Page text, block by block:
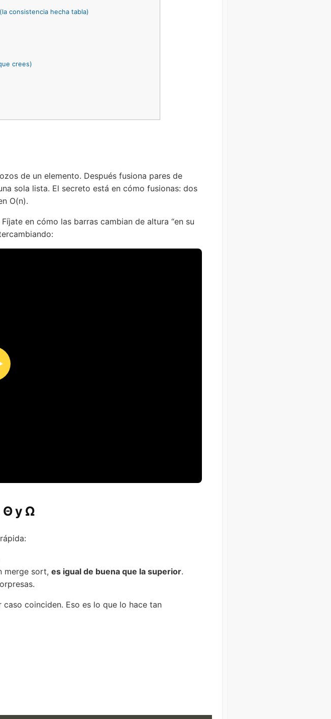
consistencia hecha tabla)
crees)
de un elemento. Después fusiona pares de
sola lista. El secreto está en cómo fusionas: dos
O(n).
en cómo las barras cambian de altura “en su
Θ y Ω
merge sort, es igual de buena que la superior.
coinciden. Eso es lo que lo hace tan